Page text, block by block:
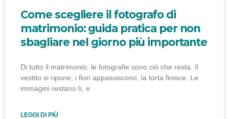
Come scegliere il fotografo di
matrimonio: guida pratica per non
sbagliare nel giorno più importante
Di tutto il matrimonio, le fotografie sono ciò che resta. Il
vestito si ripone, i fiori appassiscono, la torta finisce. Le
immagini restano lì, e
LEGGI DI PIÙ